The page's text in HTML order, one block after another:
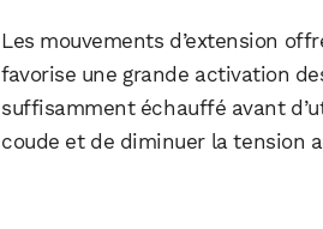
Les mouvements d’extension
favorise une grande activation
suffisamment échauffé avant
coude et de diminuer la tension